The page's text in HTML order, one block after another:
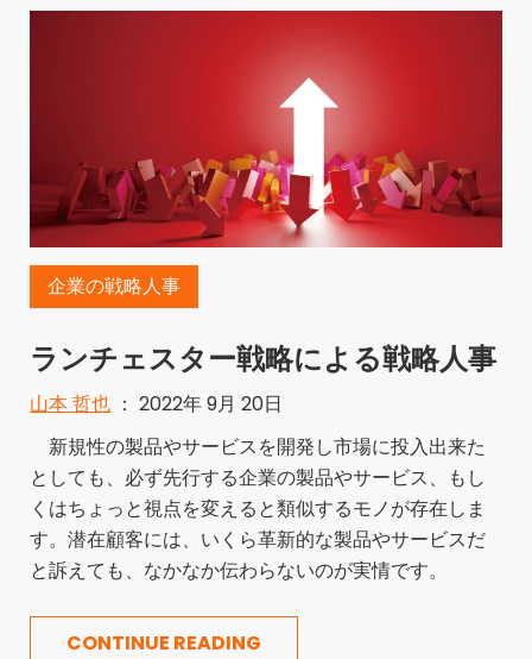
企業の戦略人事
ランチェスター戦略による戦略人事
山本 哲也 ： 2022年 9月 20日
新規性の製品やサービスを開発し市場に投入出来た
としても、必ず先行する企業の製品やサービス、もし
くはちょっと視点を変えると類似するモノが存在しま
す。潜在顧客には、いくら革新的な製品やサービスだ
と訴えても、なかなか伝わらないのが実情です。
CONTINUE READING